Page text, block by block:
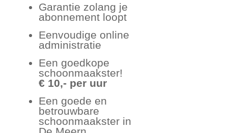
Garantie zolang je
abonnement loopt
Eenvoudige online
administratie
Een goedkope
schoonmaakster!
€ 10,- per uur
Een goede en
betrouwbare
schoonmaakster in